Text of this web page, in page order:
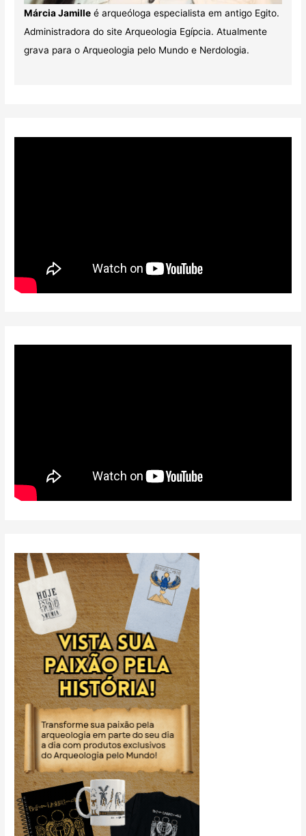
Márcia Jamilleé arqueóloga especialista em antigo Egito.
Administradora do site Arqueologia Egípcia. Atualmente
grava para o Arqueologia pelo Mundo e Nerdologia.